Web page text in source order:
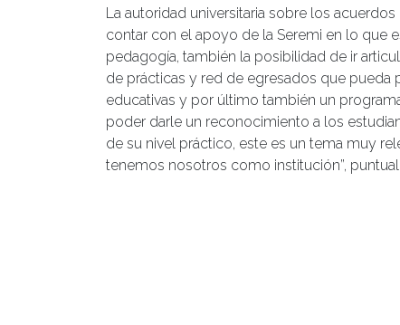
La autoridad universitaria sobre los
contar con el apoyo de la Seremi en lo que
pedagogía, también la posibilidad de ir
de prácticas y red de egresados que pueda
educativas y por último también un
poder darle un reconocimiento a los
de su nivel práctico, este es un tema muy
tenemos nosotros como institución”,